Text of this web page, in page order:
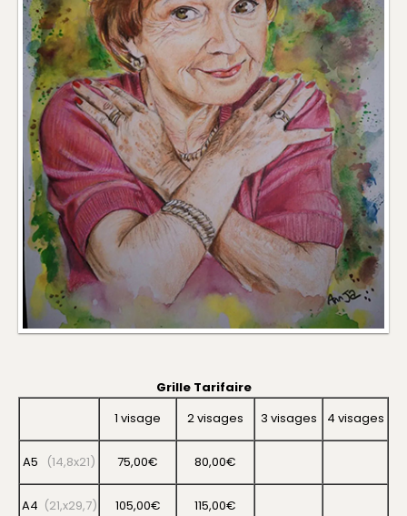
Grille Tarifaire
1 visage
2 visages 3 visages 4 visages
A5 (14,8x21) 75,00€ 80,00€
A4 (21,x29,7) 105,00€ 115,00€